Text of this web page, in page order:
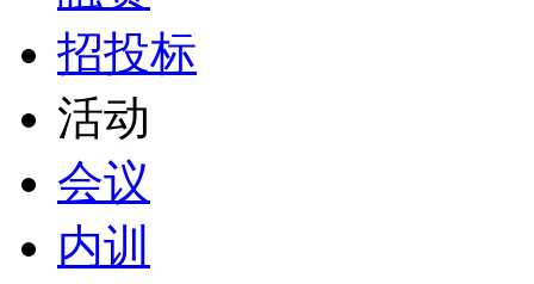
招投标
活动
会议
内训